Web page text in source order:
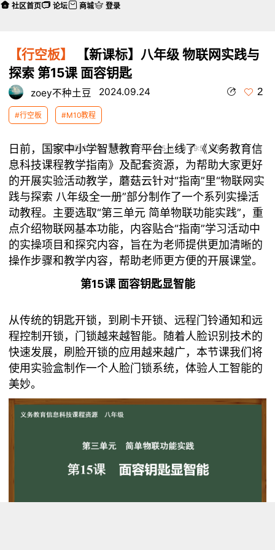
【行空板】
【新课标】八年级 物联网实践与
探索 第15课 面容钥匙
zoey不种土豆 2024.09.24 2
#行空板 #M10教程
本帖最后由 zoey不种土豆 于 2025-6-20 09:51 编辑
日前，国家中小学智慧教育平台上线了《义务教育信
息科技课程教学指南》及配套资源，为帮助大家更好
的开展实验活动教学，蘑菇云针对“指南”里“物联网实
践与探索 八年级全一册”部分制作了一个系列实操活
动教程。主要选取“第三单元 简单物联功能实践”，重
点介绍物联网基本功能，内容贴合“指南”学习活动中
的实操项目和探究内容，旨在为老师提供更加清晰的
操作步骤和教学内容，帮助老师更方便的开展课堂。
第15课 面容钥匙显智能
从传统的钥匙开锁，到刷卡开锁、远程门铃通知和远
程控制开锁，门锁越来越智能。随着人脸识别技术的
快速发展，刷脸开锁的应用越来越广，本节课我们将
使用实验盒制作一个人脸门锁系统，体验人工智能的
美妙。
社区首页 论坛 商城 登录